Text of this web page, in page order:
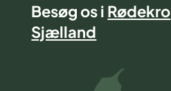
Besøg os i Rødekro
Sjælland